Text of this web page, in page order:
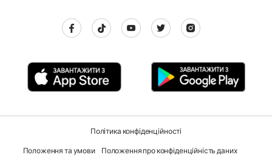
Політика конфіденційності
Положення та умови Положення про конфіденційність даних